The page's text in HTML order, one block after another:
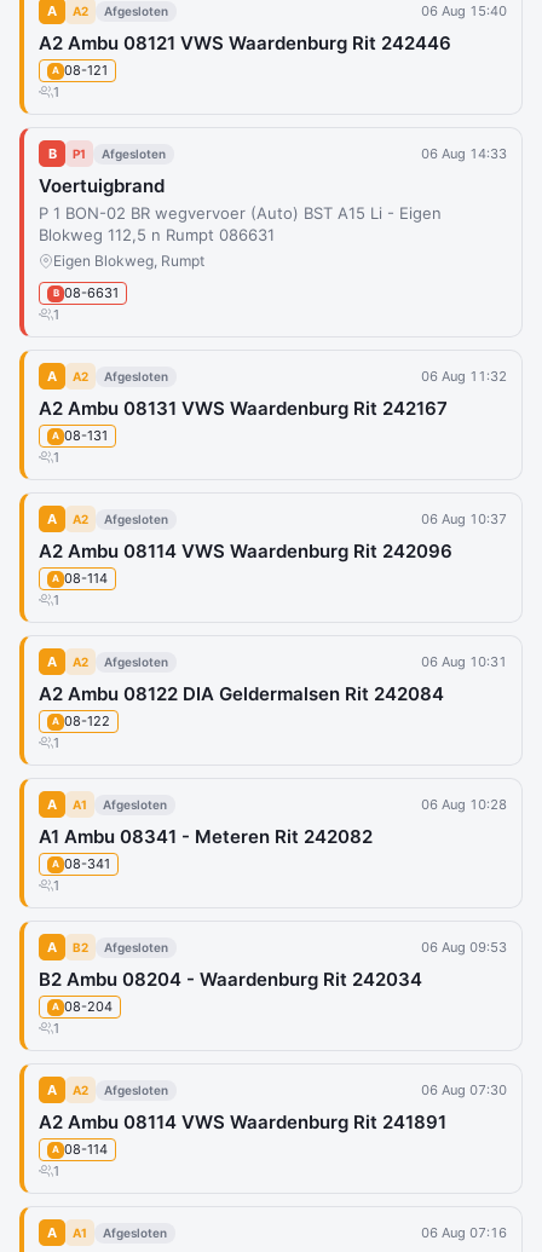
A A2 Afgesloten 06 Aug 15:40
A2 Ambu 08121 VWS Waardenburg Rit 242446
A 08-121
1
B P1 Afgesloten 06 Aug 14:33
Voertuigbrand
P 1 BON-02 BR wegvervoer (Auto) BST A15 Li - Eigen
Blokweg 112,5 n Rumpt 086631
Eigen Blokweg, Rumpt
B 08-6631
1
A A2 Afgesloten 06 Aug 11:32
A2 Ambu 08131 VWS Waardenburg Rit 242167
A 08-131
1
A A2 Afgesloten 06 Aug 10:37
A2 Ambu 08114 VWS Waardenburg Rit 242096
A 08-114
1
A A2 Afgesloten 06 Aug 10:31
A2 Ambu 08122 DIA Geldermalsen Rit 242084
A 08-122
1
A A1 Afgesloten 06 Aug 10:28
A1 Ambu 08341 - Meteren Rit 242082
A 08-341
1
A B2 Afgesloten 06 Aug 09:53
B2 Ambu 08204 - Waardenburg Rit 242034
A 08-204
1
A A2 Afgesloten 06 Aug 07:30
A2 Ambu 08114 VWS Waardenburg Rit 241891
A 08-114
1
A A1 Afgesloten 06 Aug 07:16